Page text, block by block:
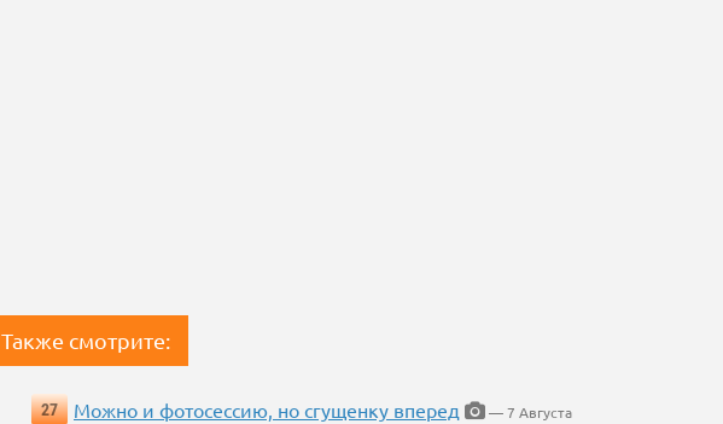
Также смотрите:
27 Можно и фотосессию, но сгущенку вперед
— 7 Августа